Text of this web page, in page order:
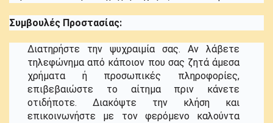
Συμβουλές Προστασίας:
Διατηρήστε την ψυχραιμία σας. Αν λάβετε
τηλεφώνημα από κάποιον που σας ζητά άμεσα
χρήματα ή προσωπικές πληροφορίες,
επιβεβαιώστε το αίτημα πριν κάνετε
οτιδήποτε. Διακόψτε την κλήση και
επικοινωνήστε με τον φερόμενο καλούντα